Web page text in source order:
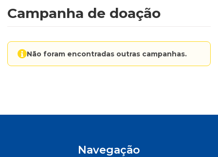
Campanha de doação
Não foram encontradas outras campanhas.
Navegação